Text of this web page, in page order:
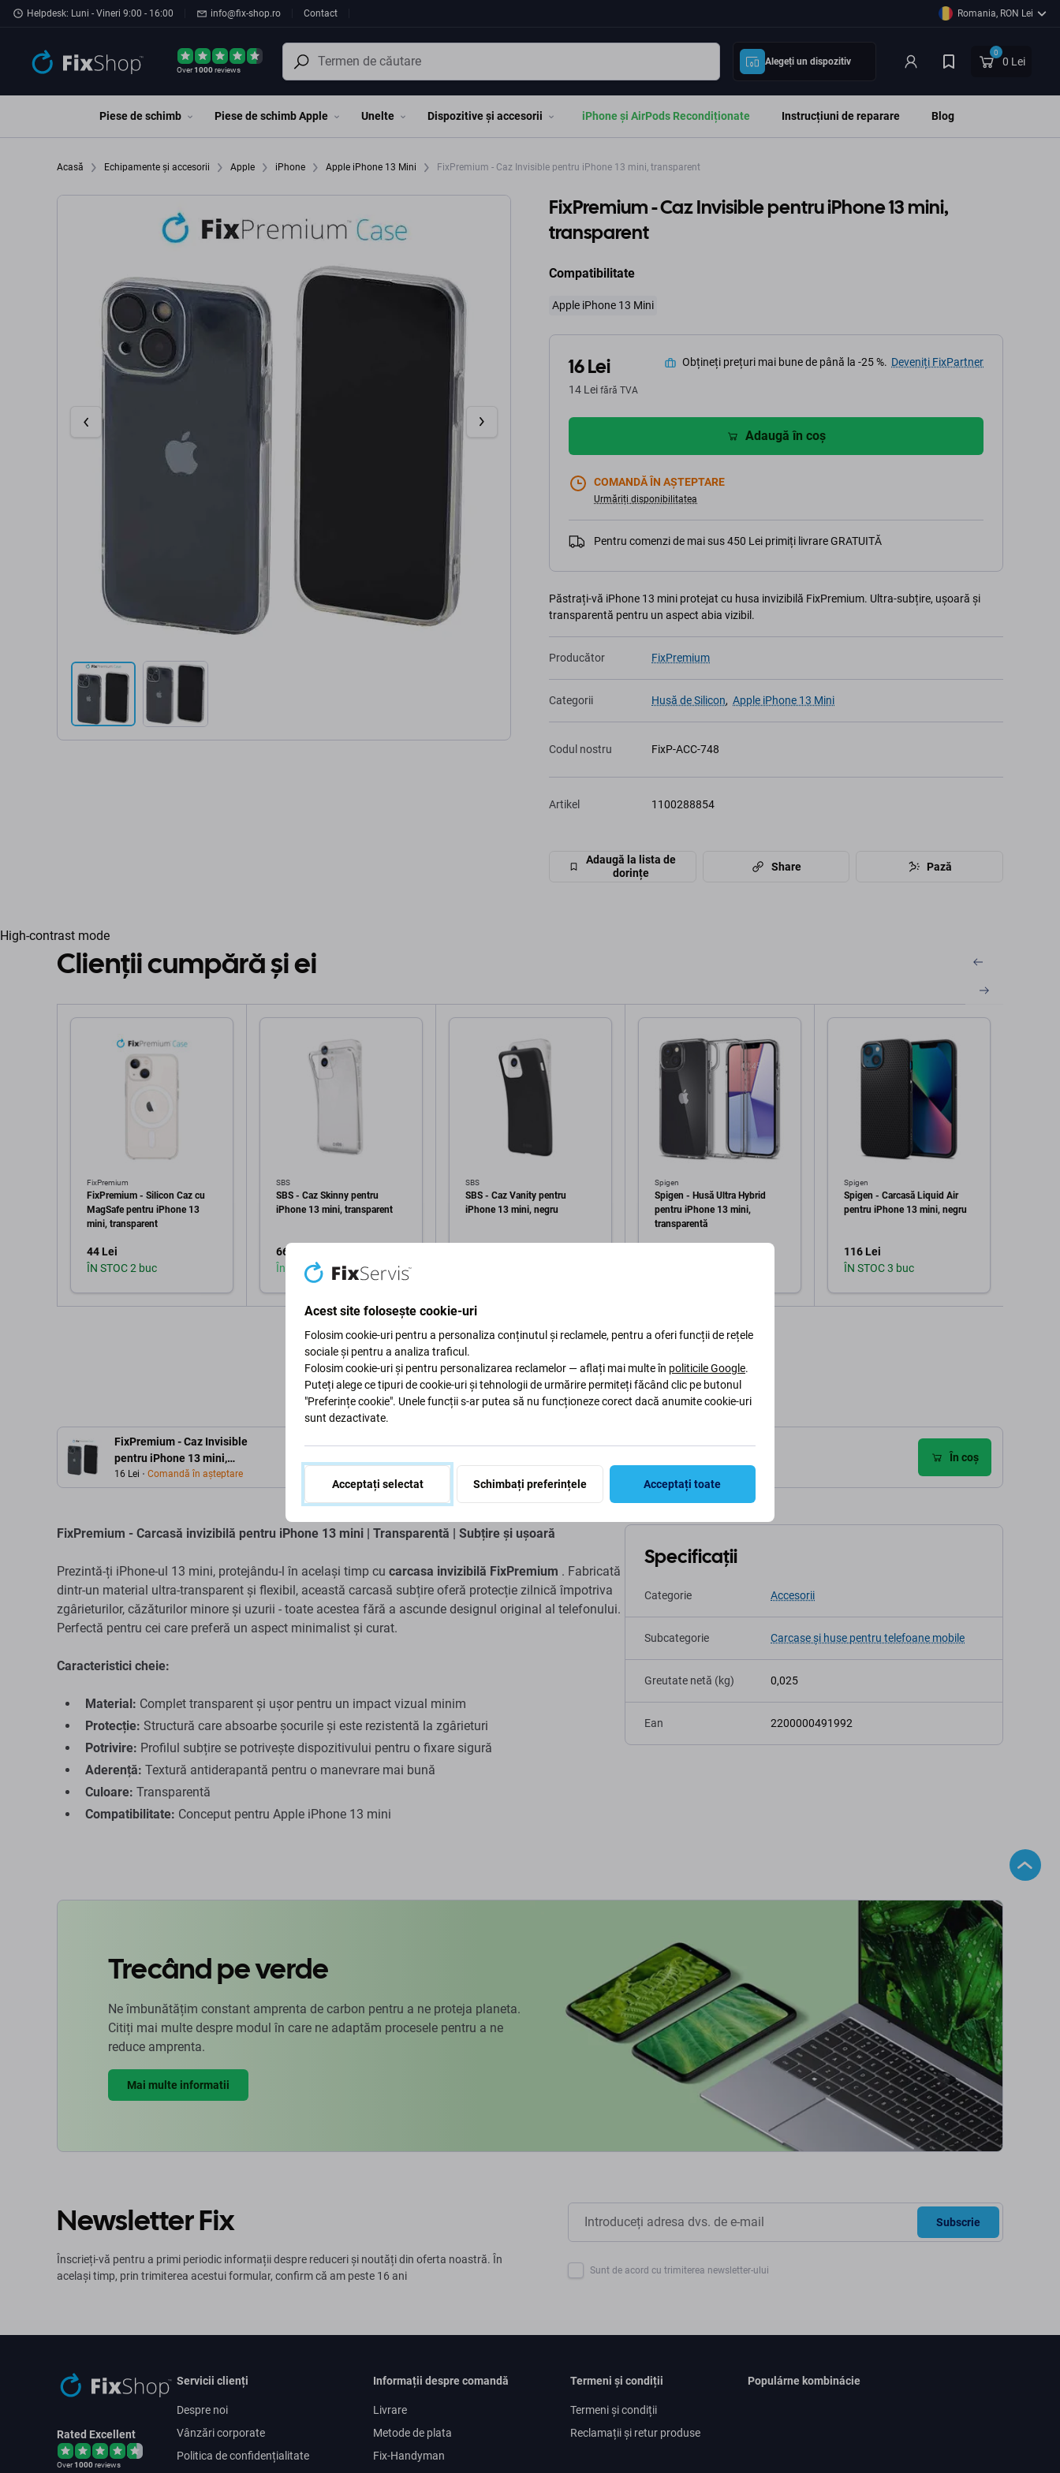
Preskočiť na hlavný obsah
Helpdesk: Luni - Vineri 9:00 - 16:00 info@fix-shop.ro Contact Romania, RON Lei
Over1000reviews
Alegeți un dispozitiv
0
0 Lei
Piese de schimb Piese de schimb Apple Unelte Dispozitive și accesorii iPhone și AirPods Recondiționate Instrucțiuni de reparare Blog
Acasă Echipamente și accesorii Apple iPhone Apple iPhone 13 Mini FixPremium - Caz Invisible pentru iPhone 13 mini, transparent
FixPremium - Caz Invisible pentru iPhone 13 mini,
transparent
Compatibilitate
Apple iPhone 13 Mini
16 Lei
14 Lei fără TVA
Obțineți prețuri mai bune de până la -25 %. Deveniți FixPartner
Adaugă în coș
COMANDĂ ÎN AȘTEPTARE
Urmăriți disponibilitatea
Pentru comenzi de mai sus 450 Lei primiți livrare GRATUITĂ
Păstrați-vă iPhone 13 mini protejat cu husa invizibilă FixPremium. Ultra-subțire, ușoară și
transparentă pentru un aspect abia vizibil.
Producător FixPremium
Categorii Husă de Silicon, Apple iPhone 13 Mini
Codul nostru FixP-ACC-748
Artikel 1100288854
Adaugă la lista de
dorințe
Share Pază
High-contrast mode
Clienții cumpără și ei
FixPremium
FixPremium - Silicon Caz cu
MagSafe pentru iPhone 13
mini, transparent
44 Lei
ÎN STOC 2 buc
SBS
SBS - Caz Skinny pentru
iPhone 13 mini, transparent
66 Lei
În stoc (shop)
SBS
SBS - Caz Vanity pentru
iPhone 13 mini, negru
Spigen
Spigen - Husă Ultra Hybrid
pentru iPhone 13 mini,
transparentă
Spigen
Spigen - Carcasă Liquid Air
pentru iPhone 13 mini, negru
116 Lei
ÎN STOC 3 buc
FixPremium - Caz Invisible
pentru iPhone 13 mini,
transparent
16 Lei Comandă în așteptare
În coș
FixPremium - Carcasă invizibilă pentru iPhone 13 mini | Transparentă | Subțire și ușoară
Prezintă-ți iPhone-ul 13 mini, protejându-l în același timp cu carcasa invizibilă FixPremium . Fabricată
dintr-un material ultra-transparent și flexibil, această carcasă subțire oferă protecție zilnică împotriva
zgârieturilor, căzăturilor minore și uzurii - toate acestea fără a ascunde designul original al telefonului.
Perfectă pentru cei care preferă un aspect minimalist și curat.
Caracteristici cheie:
Material: Complet transparent și ușor pentru un impact vizual minim
Protecție: Structură care absoarbe șocurile și este rezistentă la zgârieturi
Potrivire: Profilul subțire se potrivește dispozitivului pentru o fixare sigură
Aderență: Textură antiderapantă pentru o manevrare mai bună
Culoare: Transparentă
Compatibilitate: Conceput pentru Apple iPhone 13 mini
Specificații
Categorie Accesorii
Subcategorie Carcase și huse pentru telefoane mobile
Greutate netă (kg) 0,025
Ean 2200000491992
Trecând pe verde
Ne îmbunătățim constant amprenta de carbon pentru a ne proteja planeta.
Citiți mai multe despre modul în care ne adaptăm procesele pentru a ne
reduce amprenta.
Mai multe informatii
Newsletter Fix
Înscrieți-vă pentru a primi periodic informații despre reduceri și noutăți din oferta noastră. În
același timp, prin trimiterea acestui formular, confirm că am peste 16 ani
Subscrie
Sunt de acord cu trimiterea newsletter-ului
Rated Excellent
Over1000reviews
Servicii clienți
Despre noi
Vânzări corporate
Politica de confidențialitate
Informații despre comandă
Livrare
Metode de plata
Fix-Handyman
Termeni și condiții
Termeni și condiții
Reclamații și retur produse
Populárne kombinácie
Acest site folosește cookie-uri
Folosim cookie-uri pentru a personaliza conținutul și reclamele, pentru a oferi funcții de rețele
sociale și pentru a analiza traficul.
Folosim cookie-uri și pentru personalizarea reclamelor — aflați mai multe în politicile Google.
Puteți alege ce tipuri de cookie-uri și tehnologii de urmărire permiteți făcând clic pe butonul
"Preferințe cookie". Unele funcții s-ar putea să nu funcționeze corect dacă anumite cookie-uri
sunt dezactivate.
Acceptați selectat Schimbați preferințele Acceptați toate